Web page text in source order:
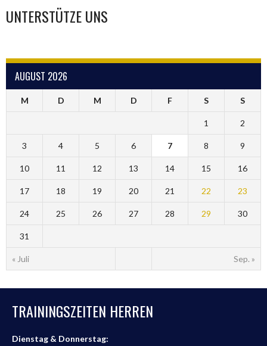
UNTERSTÜTZE UNS
AUGUST 2026
M D M D F S S
« Juli Sep. »
1 2
3 4 5 6 7 8 9
10 11 12 13 14 15 16
17 18 19 20 21 22 23
24 25 26 27 28 29 30
31
TRAININGSZEITEN HERREN
Dienstag & Donnerstag: